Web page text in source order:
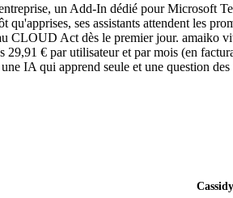
un Add-In dédié pour Microsoft
ses assistants attendent les
CLOUD Act dès le premier jour. amaiko
€ par utilisateur et par mois (en
IA qui apprend seule et une question